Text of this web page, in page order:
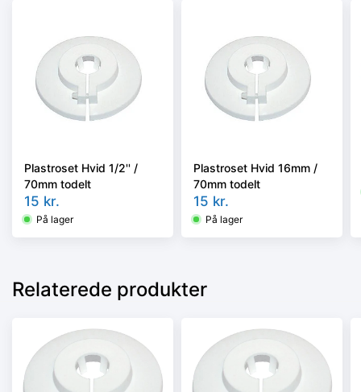
Plastroset Hvid 1/2'' /
70mm todelt
15 kr.
På lager
Plastroset Hvid 16mm /
70mm todelt
15 kr.
På lager
Relaterede produkter